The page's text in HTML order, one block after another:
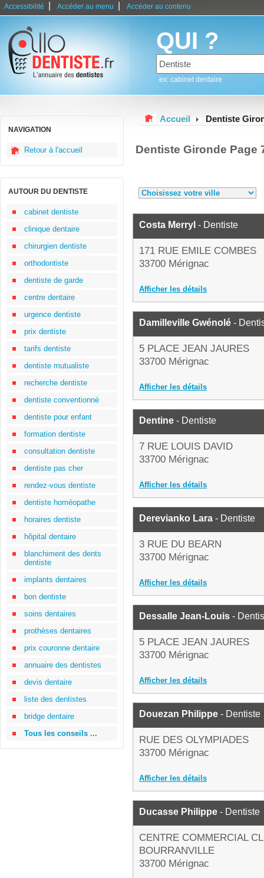
Accessibilité Accéder au menu Accéder au contenu
QUI ?
ex: cabinet dentaire
NAVIGATION
Retour à l'accueil
AUTOUR DU DENTISTE
cabinet dentiste
clinique dentaire
chirurgien dentiste
orthodontiste
dentiste de garde
centre dentaire
urgence dentiste
prix dentiste
tarifs dentiste
dentiste mutualiste
recherche dentiste
dentiste conventionné
dentiste pour enfant
formation dentiste
consultation dentiste
dentiste pas cher
rendez-vous dentiste
dentiste homéopathe
horaires dentiste
hôpital dentaire
blanchiment des dents
dentiste
implants dentaires
bon dentiste
soins dentaires
prothèses dentaires
prix couronne dentaire
annuaire des dentistes
devis dentaire
liste des dentistes
bridge dentaire
Tous les conseils ...
Accueil Dentiste
Dentiste Gironde Page
Costa Merryl - Dentiste
171 RUE EMILE COMBES
33700 Mérignac
Afficher les détails
Damilleville Gwénolé -
5 PLACE JEAN JAURES
33700 Mérignac
Afficher les détails
Dentine - Dentiste
7 RUE LOUIS DAVID
33700 Mérignac
Afficher les détails
Derevianko Lara - Dentiste
3 RUE DU BEARN
33700 Mérignac
Afficher les détails
Dessalle Jean-Louis -
5 PLACE JEAN JAURES
33700 Mérignac
Afficher les détails
Douezan Philippe - Dentiste
RUE DES OLYMPIADES
33700 Mérignac
Afficher les détails
Ducasse Philippe - Dentiste
CENTRE COMMERCIAL
BOURRANVILLE
33700 Mérignac